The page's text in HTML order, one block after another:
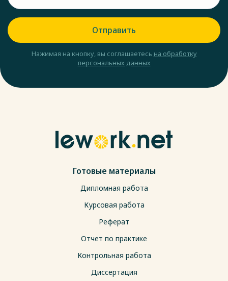
Отправить
Нажимая на кнопку, вы соглашаетесь на обработку
персональных данных
Готовые материалы
Дипломная работа
Курсовая работа
Реферат
Отчет по практике
Контрольная работа
Диссертация